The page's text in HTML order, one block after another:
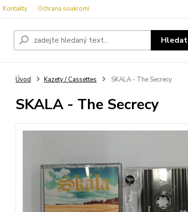
Kontakty Ochrana soukromí
Hledat
Úvod Kazety / Cassettes SKALA - The Secrecy
SKALA - The Secrecy